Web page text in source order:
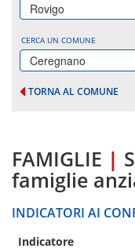
Rovigo
CERCA UN COMUNE
Ceregnano
TORNA AL COMUNE
FAMIGLIE |
famiglie
INDICATORI AI
Indicatore